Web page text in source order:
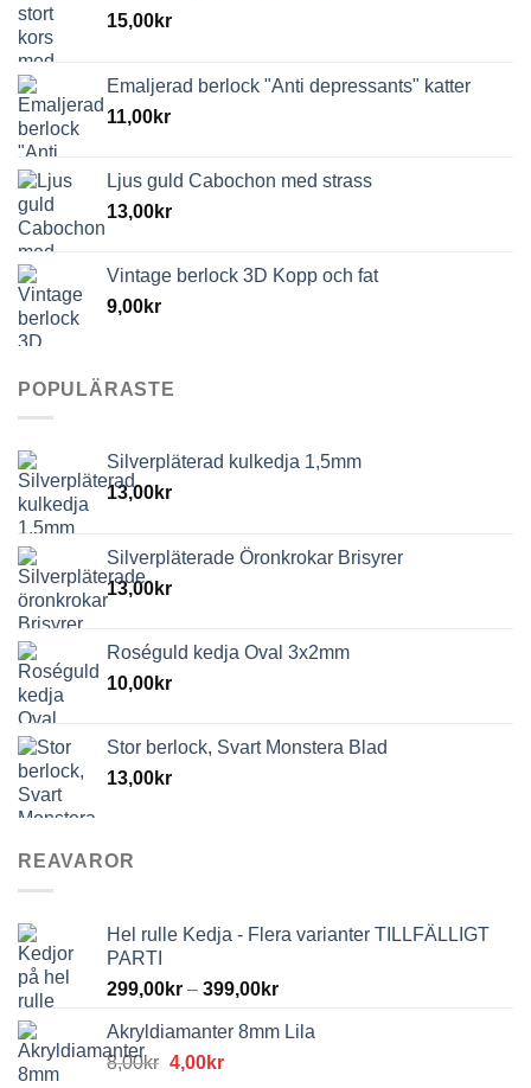
15,00kr
Emaljerad berlock "Anti depressants" katter
11,00kr
Ljus guld Cabochon med strass
13,00kr
Vintage berlock 3D Kopp och fat
9,00kr
POPULÄRASTE
Silverpläterad kulkedja 1,5mm
13,00kr
Silverpläterade Öronkrokar Brisyrer
13,00kr
Roséguld kedja Oval 3x2mm
10,00kr
Stor berlock, Svart Monstera Blad
13,00kr
REAVAROR
Hel rulle Kedja - Flera varianter TILLFÄLLIGT
PARTI
299,00kr – 399,00kr
Akryldiamanter 8mm Lila
8,00kr Det
4,00krDet